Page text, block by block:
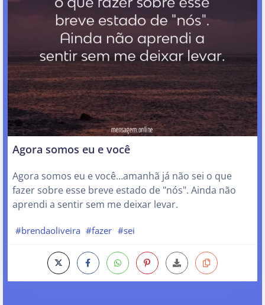
Agora somos eu e você
Agora somos eu e você…amanhã já não sei o que
fazer sobre esse breve estado de "nós". Ainda não
aprendi a sentir sem me deixar levar.
#brendaoliveira #fazer #sei